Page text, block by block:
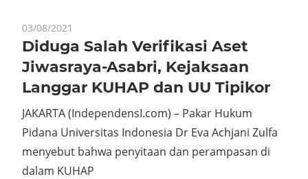
03/08/2021
Diduga Salah Verifikasi Aset
Jiwasraya-Asabri, Kejaksaan
Langgar KUHAP dan UU Tipikor
JAKARTA (IndependensI.com) – Pakar Hukum
Pidana Universitas Indonesia Dr Eva Achjani Zulfa
menyebut bahwa penyitaan dan perampasan di
dalam KUHAP